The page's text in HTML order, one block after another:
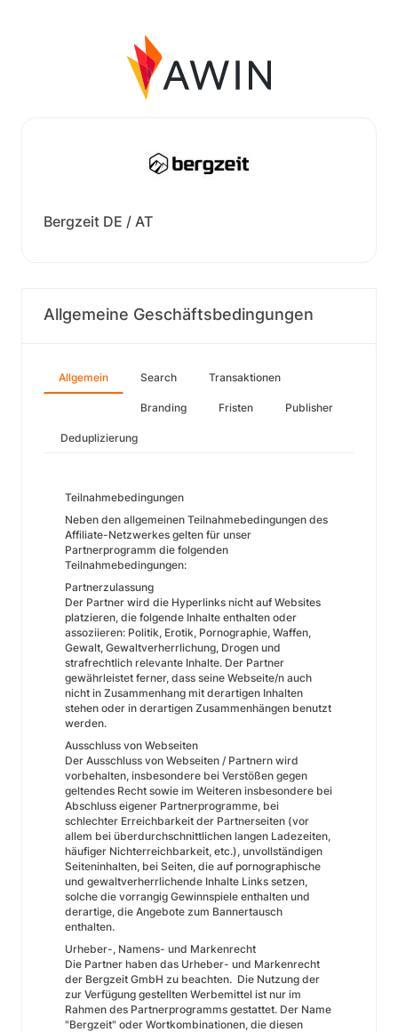
Bergzeit DE / AT
Allgemeine Geschäftsbedingungen
Allgemein Search Transaktionen
Branding Fristen Publisher
Deduplizierung
Teilnahmebedingungen
Neben den allgemeinen Teilnahmebedingungen des
Affiliate-Netzwerkes gelten für unser
Partnerprogramm die folgenden
Teilnahmebedingungen:
Partnerzulassung
Der Partner wird die Hyperlinks nicht auf Websites
platzieren, die folgende Inhalte enthalten oder
assoziieren: Politik, Erotik, Pornographie, Waffen,
Gewalt, Gewaltverherrlichung, Drogen und
strafrechtlich relevante Inhalte. Der Partner
gewährleistet ferner, dass seine Webseite/n auch
nicht in Zusammenhang mit derartigen Inhalten
stehen oder in derartigen Zusammenhängen benutzt
werden.
Ausschluss von Webseiten
Der Ausschluss von Webseiten / Partnern wird
vorbehalten, insbesondere bei Verstößen gegen
geltendes Recht sowie im Weiteren insbesondere bei
Abschluss eigener Partnerprogramme, bei
schlechter Erreichbarkeit der Partnerseiten (vor
allem bei überdurchschnittlichen langen Ladezeiten,
häufiger Nichterreichbarkeit, etc.), unvollständigen
Seiteninhalten, bei Seiten, die auf pornographische
und gewaltverherrlichende Inhalte Links setzen,
solche die vorrangig Gewinnspiele enthalten und
derartige, die Angebote zum Bannertausch
enthalten.
Urheber-, Namens- und Markenrecht
Die Partner haben das Urheber- und Markenrecht
der Bergzeit GmbH zu beachten. Die Nutzung der
zur Verfügung gestellten Werbemittel ist nur im
Rahmen des Partnerprogramms gestattet. Der Name
"Bergzeit" oder Wortkombinationen, die diesen